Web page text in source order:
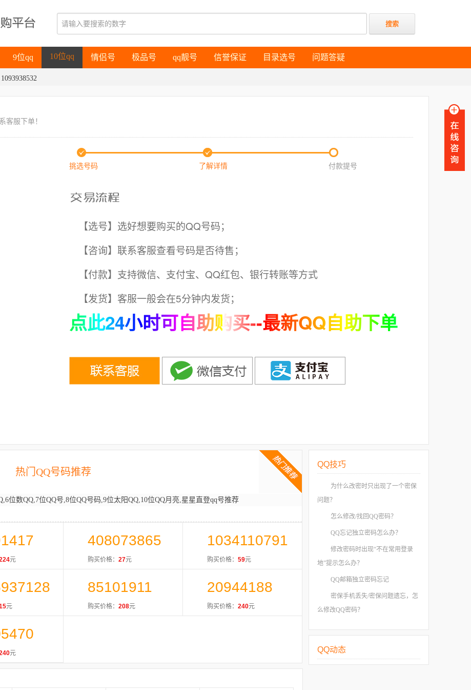
9位qq 10位qq 情侣号
情侣号
极品号
极品号
qq靓号
qq靓号
信誉保证
信誉保证
目录选号
目录选号
问题答疑
问题答疑
客服下单！
挑选号码 了解详情 付款提号
【选号】选好想要购买的QQ号码；
【咨询】联系客服查看号码是否待售；
【付款】支持微信、支付宝、QQ红包、银行转账等方式
【发货】客服一般会在5分钟内发货；
点此24小时可自助购买--最新QQ自助下单
热门QQ号码推荐
位数QQ,7位QQ号,8位QQ号码,9位太阳QQ,10位QQ月亮,星星直登qq号推荐
元
408073865
购买价格： 27元
1034110791
购买价格： 59元
元
85101911
购买价格： 208元
20944188
购买价格： 240元
元
QQ技巧
为什么改密时只出现了一个密保
问题？
怎么修改/找回QQ密码？
QQ忘记独立密码怎么办？
修改密码时出现“不在常用登录
地”提示怎么办？
QQ邮箱独立密码忘记
密保手机丢失/密保问题遗忘，怎
么修改QQ密码？
QQ动态